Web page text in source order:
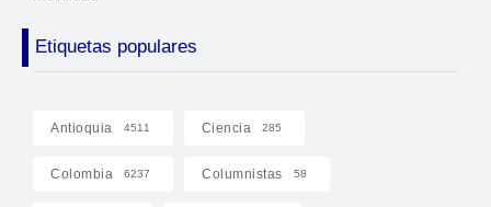
Etiquetas populares
Antioquia 4511 Ciencia 285
Colombia 6237 Columnistas 58